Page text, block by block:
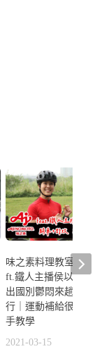
味之素料理教室》
ft.鐵人主播侯以理｜
出國別鬱悶來趟春
行｜運動補給很簡
手教學
2021-03-15